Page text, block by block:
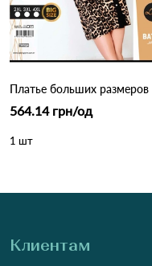
564.14 грн/од
1 шт
Клиентам